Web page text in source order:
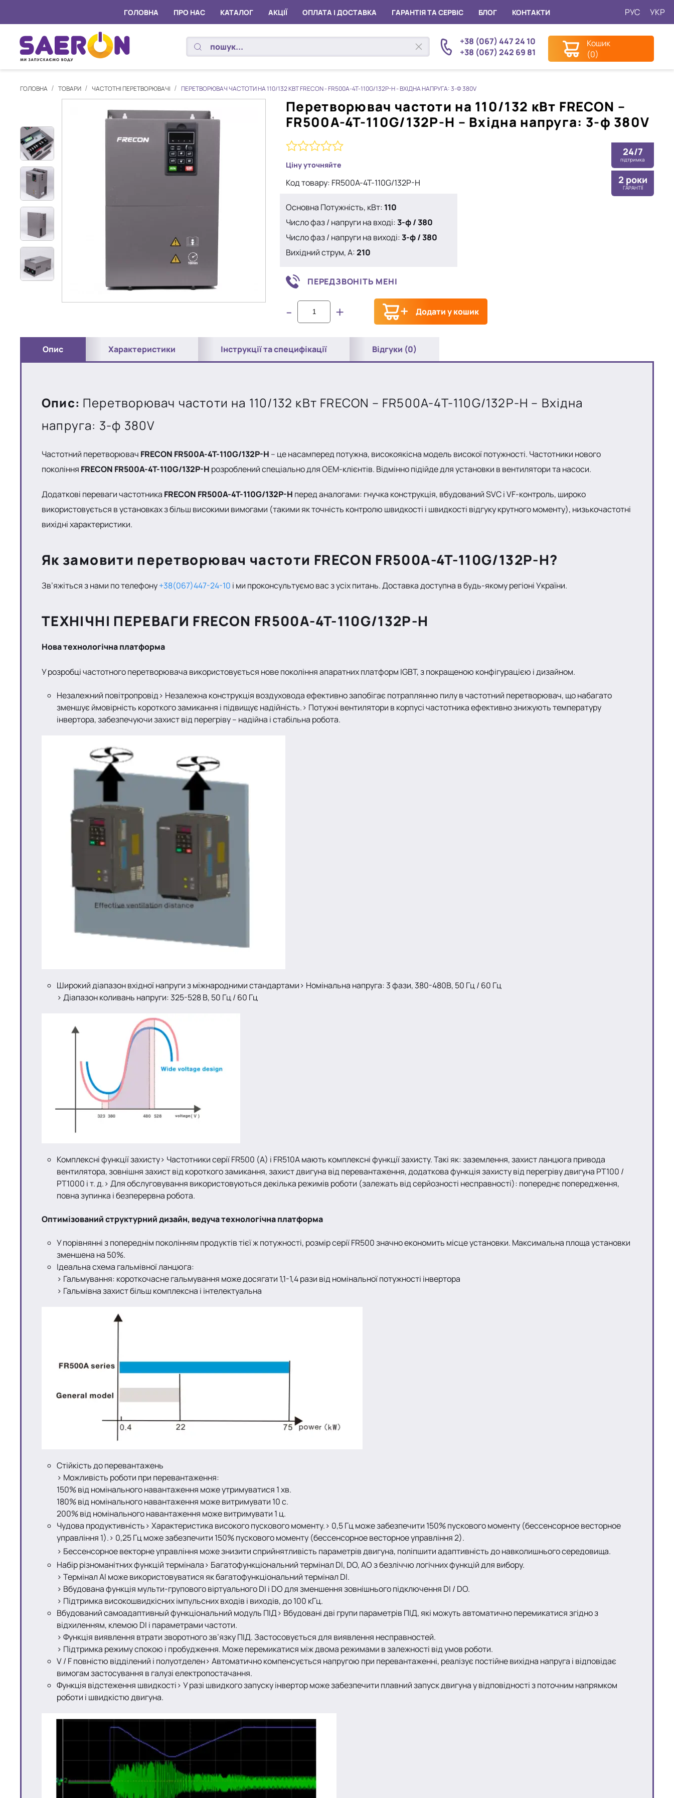
ГОЛОВНА ПРО НАС КАТАЛОГ АКЦІЇ ОПЛАТА І ДОСТАВКА ГАРАНТІЯ ТА СЕРВІС БЛОГ КОНТАКТИ РУС УКР
+38 (067) 447 24 10
+38 (067) 242 69 81
Кошик
(0)
ГОЛОВНА ТОВАРИ ЧАСТОТНІ ПЕРЕТВОРЮВАЧІ ПЕРЕТВОРЮВАЧ ЧАСТОТИ НА 110/132 КВТ FRECON - FR500A-4T-110G/132P-H - ВХІДНА НАПРУГА: 3-Ф 380V
Перетворювач частоти на 110/132 кВт FRECON –
FR500A-4T-110G/132P-H – Вхідна напруга: 3-ф 380V
0
5
Ціну уточняйте
Код товару: FR500A-4T-110G/132P-H
Основна Потужність, кВт: 110
Число фаз / напруги на вході:3-ф / 380
Число фаз / напруги на виході:3-ф / 380
Вихідний струм, A:210
ПЕРЕДЗВОНІТЬ МЕНІ
- + Додати у кошик
24/7
підтримка
2 роки
ГАРАНТІЇ
Опис Характеристики Інструкції та специфікації Відгуки (0)
Опис: Перетворювач частоти на 110/132 кВт FRECON – FR500A-4T-110G/132P-H – Вхідна
напруга: 3-ф 380V
Частотний перетворювач FRECON FR500A-4T-110G/132P-H – це насамперед потужна, високоякісна модель високої потужності. Частотники нового
покоління FRECON FR500A-4T-110G/132P-H розроблений спеціально для OEM-клієнтів. Відмінно підійде для установки в вентилятори та насоси.
Додаткові переваги частотника FRECON FR500A-4T-110G/132P-H перед аналогами: гнучка конструкція, вбудований SVC і VF-контроль, широко
використовується в установках з більш високими вимогами (такими як точність контролю швидкості і швидкості відгуку крутного моменту), низькочастотні
вихідні характеристики.
Як замовити перетворювач частоти FRECON FR500A-4T-110G/132P-H?
Зв’яжіться з нами по телефону+38(067)447-24-10 і ми проконсультуємо вас з усіх питань. Доставка доступна в будь-якому регіоні України.
ТЕХНІЧНІ ПЕРЕВАГИ FRECON FR500A-4T-110G/132P-H
Нова технологічна платформа
У розробці частотного перетворювача використовується нове покоління апаратних платформ IGBT, з покращеною конфігурацією і дизайном.
Незалежний повітропровід> Незалежна конструкція воздуховода ефективно запобігає потраплянню пилу в частотний перетворювач, що набагато
зменшує ймовірність короткого замикання і підвищує надійність.> Потужні вентилятори в корпусі частотника ефективно знижують температуру
інвертора, забезпечуючи захист від перегріву – надійна і стабільна робота.
Широкий діапазон вхідної напруги з міжнародними стандартами> Номінальна напруга: 3 фази, 380-480В, 50 Гц / 60 Гц
> Діапазон коливань напруги: 325-528 В, 50 Гц / 60 Гц
Комплексні функції захисту> Частотники серії FR500 (A) і FR510A мають комплексні функції захисту. Такі як: заземлення, захист ланцюга привода
вентилятора, зовнішня захист від короткого замикання, захист двигуна від перевантаження, додаткова функція захисту від перегріву двигуна PT100 /
PT1000 і т. д.> Для обслуговування використовуються декілька режимів роботи (залежать від серйозності несправності): попереднє попередження,
повна зупинка і безперервна робота.
Оптимізований структурний дизайн, ведуча технологічна платформа
У порівнянні з попереднім поколінням продуктів тієї ж потужності, розмір серії FR500 значно економить місце установки. Максимальна площа установки
зменшена на 50%.
Ідеальна схема гальмівної ланцюга:
> Гальмування: короткочасне гальмування може досягати 1,1-1,4 рази від номінальної потужності інвертора
> Гальмівна захист більш комплексна і інтелектуальна
Стійкість до перевантажень
> Можливість роботи при перевантаження:
150% від номінального навантаження може утримуватися 1 хв.
180% від номінального навантаження може витримувати 10 с.
200% від номінального навантаження може витримувати 1 ц.
Чудова продуктивність> Характеристика високого пускового моменту.> 0,5 Гц може забезпечити 150% пускового моменту (бессенсорное весторное
управління 1).> 0,25 Гц може забезпечити 150% пускового моменту (бессенсорное весторное управління 2).
> Бессенсорное векторне управління може знизити сприйнятливість параметрів двигуна, поліпшити адаптивність до навколишнього середовища.
Набір різноманітних функцій термінала> Багатофункціональний термінал DI, DO, AO з безліччю логічних функцій для вибору.
> Термінал AI може використовуватися як багатофункціональний термінал DI.
> Вбудована функція мульти-групового віртуального DI і DO для зменшення зовнішнього підключення DI / DO.
> Підтримка високошвидкісних імпульсних входів і виходів, до 100 кГц.
Вбудований самоадаптивный функціональний модуль ПІД> Вбудовані дві групи параметрів ПІД, які можуть автоматично перемикатися згідно з
відхиленням, клемою DI і параметрами частоти.
> Функція виявлення втрати зворотного зв’язку ПІД. Застосовується для виявлення несправностей.
> Підтримка режиму спокою і пробудження. Може перемикатися між двома режимами в залежності від умов роботи.
V / F повністю відділений і полуотделен> Автоматично компенсується напругою при перевантаженні, реалізує постійне вихідна напруга і відповідає
вимогам застосування в галузі електропостачання.
Функція відстеження швидкості> У разі швидкого запуску інвертор може забезпечити плавний запуск двигуна у відповідності з поточним напрямком
роботи і швидкістю двигуна.